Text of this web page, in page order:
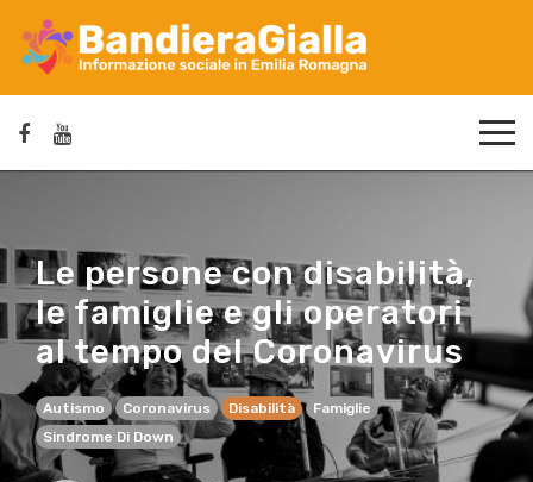
Le persone con disabilità,
le famiglie e gli operatori
al tempo del Coronavirus
Autismo Coronavirus Disabilità
Famiglie
Sindrome Di Down